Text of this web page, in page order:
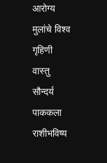
आरोग्य
मुलांचे विश्व
गृहिणी
वास्तु
सौन्दर्य
पाककला
राशीभविष्य